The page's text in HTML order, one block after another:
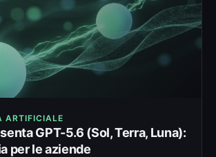
ARTIFICIALE
GPT-5.6 (Sol, Terra, Luna):
per le aziende